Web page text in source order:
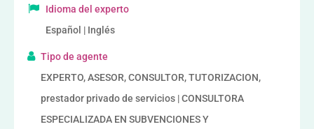
Idioma del experto
Español | Inglés
Tipo de agente
EXPERTO, ASESOR, CONSULTOR, TUTORIZACION,
prestador privado de servicios | CONSULTORA
ESPECIALIZADA EN SUBVENCIONES Y